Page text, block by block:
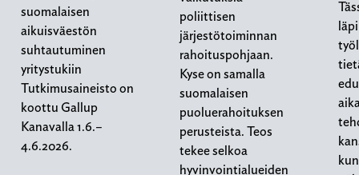
suomalaisen
aikuisväestön
suhtautuminen
yritystukiin
Tutkimusaineisto on
koottu Gallup
Kanavalla 1.6.–
4.6.2026.
poliittisen
järjestötoiminnan
rahoituspohjaan.
Kyse on samalla
suomalaisen
puoluerahoituksen
perusteista. Teos
tekee selkoa
hyvinvointialueiden